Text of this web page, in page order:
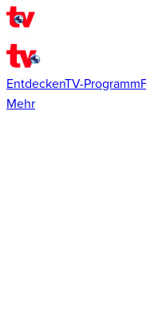
EntdeckenTV-Programm
Mehr